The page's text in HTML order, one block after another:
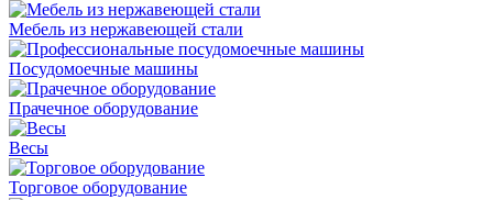
Мебель из нержавеющей стали
Посудомоечные машины
Прачечное оборудование
Весы
Торговое оборудование